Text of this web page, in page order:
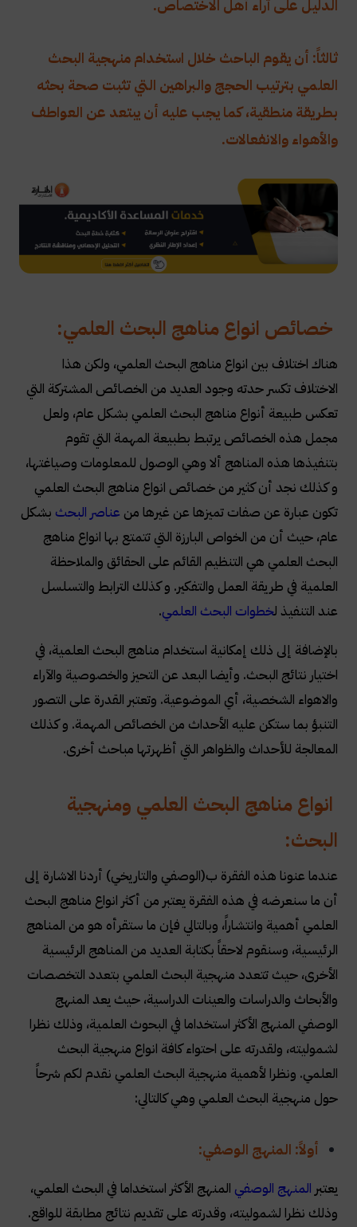
الدليل على آراء أهل الاختصاص.
ثالثاً: أن يقوم الباحث خلال استخدام منهجية البحث
العلمي بترتيب الحجج والبراهين التي تثبت صحة بحثه
بطريقة منطقية، كما يجب عليه أن يبتعد عن العواطف
والأهواء والانفعالات.
خصائص انواع مناهج البحث العلمي:
هناك اختلاف بين انواع مناهج البحث العلمي، ولكن هذا
الاختلاف تكسر حدته وجود العديد من الخصائص المشتركة التي
تعكس طبيعة أنواع مناهج البحث العلمي بشكل عام، ولعل
مجمل هذه الخصائص يرتبط بطبيعة المهمة التي تقوم
بتنفيذها هذه المناهج ألا وهي الوصول للمعلومات وصياغتها،
و كذلك نجد أن كثير من خصائص انواع مناهج البحث العلمي
تكون عبارة عن صفات تميزها عن غيرها من عناصر البحث بشكل
عام، حيث أن من الخواص البارزة التي تتمتع بها انواع مناهج
البحث العلمي هي التنظيم القائم على الحقائق والملاحظة
العلمية في طريقة العمل والتفكير. و كذلك الترابط والتسلسل
عند التنفيذ لخطوات البحث العلمي.
بالإضافة إلى ذلك إمكانية استخدام مناهج البحث العلمية، في
اختيار نتائج البحث. وأيضا البعد عن التحيز والخصوصية والآراء
والاهواء الشخصية، أي الموضوعية. وتعتبر القدرة على التصور
التنبؤ بما ستكن عليه الأحداث من الخصائص المهمة. و كذلك
المعالجة للأحداث والظواهر التي أظهرتها مباحث أخرى.
انواع مناهج البحث العلمي ومنهجية
البحث:
عندما عنونا هذه الفقرة ب(الوصفي والتاريخي) أردنا الاشارة إلى
أن ما سنعرضه في هذه الفقرة يعتبر من أكثر انواع مناهج البحث
العلمي أهمية وانتشاراً، وبالتالي فإن ما ستقرأه هو من المناهج
الرئيسية، وسنقوم لاحقاً بكتابة العديد من المناهج الرئيسية
الأخرى، حيث تتعدد منهجية البحث العلمي بتعدد التخصصات
والأبحاث والدراسات والعينات الدراسية، حيث يعد المنهج
الوصفي المنهج الأكثر استخداما في البحوث العلمية، وذلك نظرا
لشموليته، ولقدرته على احتواء كافة انواع منهجية البحث
العلمي. ونظرا لأهمية منهجية البحث العلمي نقدم لكم شرحاً
حول منهجية البحث العلمي وهي كالتالي:
أولاً: المنهج الوصفي:
يعتبر المنهج الوصفي المنهج الأكثر استخداما في البحث العلمي،
وذلك نظرا لشموليته، وقدرته على تقديم نتائج مطابقة للواقع.